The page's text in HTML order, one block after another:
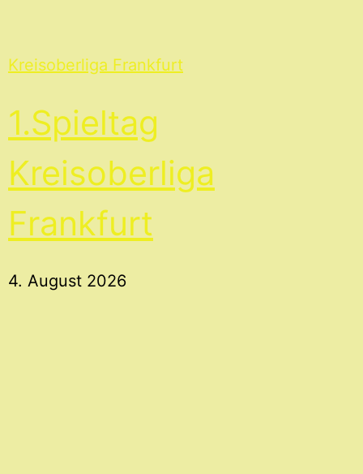
Kreisoberliga Frankfurt
1.Spieltag
Kreisoberliga
Frankfurt
4. August 2026